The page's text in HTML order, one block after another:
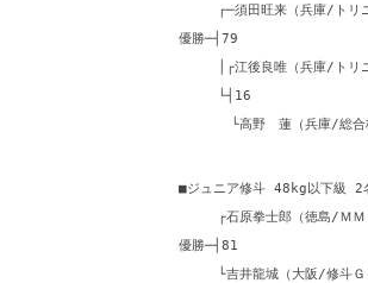
┌─須田旺来（兵庫/トリニ
優勝─┤79
│┌江後良唯（兵庫/トリニ
└┤16
└高野 蓮（兵庫/総合格
■ジュニア修斗 48kg以下級 2
┌石原拳士郎（徳島/ＭＭ
優勝─┤81
└吉井龍城（大阪/修斗ＧＹ